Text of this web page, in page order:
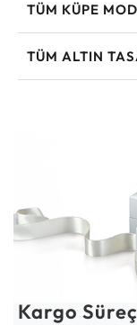
TÜM KÜPE
TÜM ALTIN
Kargo